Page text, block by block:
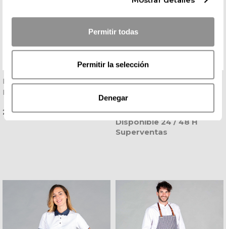
Permitir todas
Permitir la selección
Denegar
Pantalón De Camarero De
Microfibra Negro - Gary's
Precio
22,07 € + IVA
Zapato Laboral Marsella
- Dian
Precio
29,34 € + IVA
Disponible 24 / 48 H
Superventas